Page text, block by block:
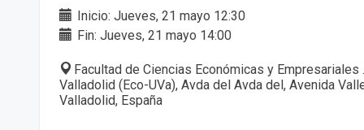
Inicio: Jueves, 21 mayo 12:30
Fin: Jueves, 21 mayo 14:00
Facultad de Ciencias Económicas y Empresariales
Valladolid (Eco-UVa), Avda del Avda del, Avenida
Valladolid, España